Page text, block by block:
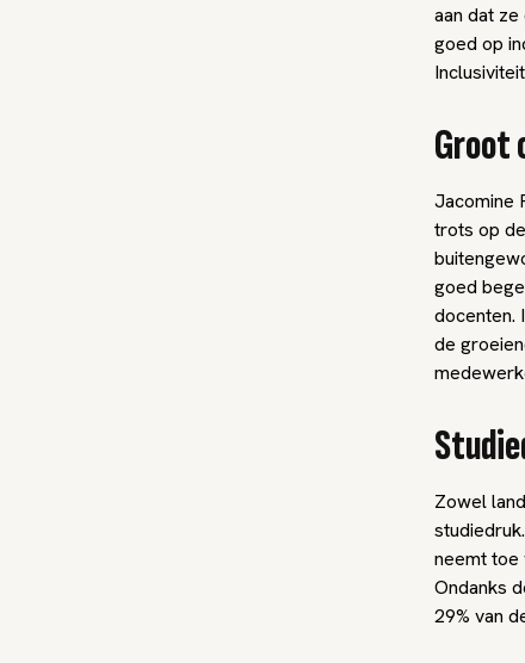
aan dat
goed op
Groot
Jacomine
trots op
goed
docenten.
de
Zowel
neemt toe
Ondanks
29% van